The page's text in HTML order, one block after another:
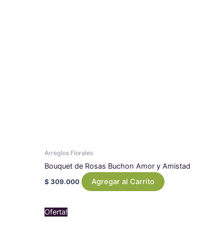
Arreglos Florales
Bouquet de Rosas Buchon Amor y Amistad
$ 309.000 Agregar al Carrito
Oferta!